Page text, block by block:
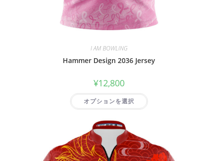
I AM BOWLING
Hammer Design 2036 Jersey
¥12,800
オプションを選択